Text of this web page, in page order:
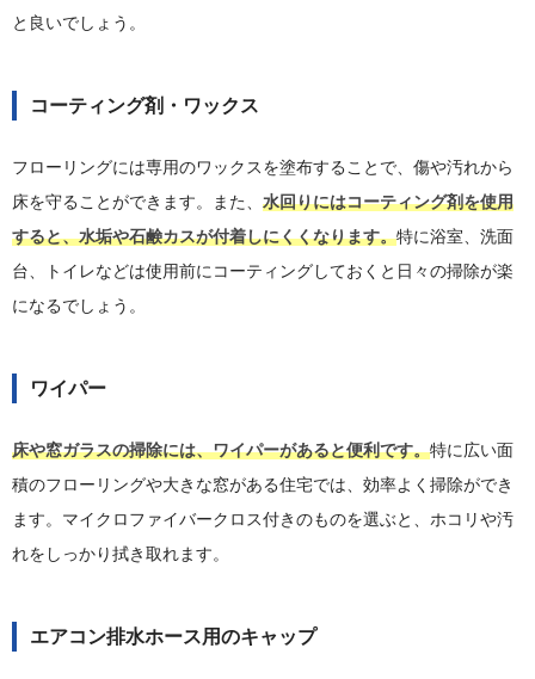
と良いでしょう。
コーティング剤・ワックス
フローリングには専用のワックスを塗布することで、傷や汚れから
床を守ることができます。また、 水回りにはコーティング剤を使用
すると、水垢や石鹸カスが付着しにくくなります。特に浴室、洗面
台、トイレなどは使用前にコーティングしておくと日々の掃除が楽
になるでしょう。
ワイパー
床や窓ガラスの掃除には、ワイパーがあると便利です。特に広い面
積のフローリングや大きな窓がある住宅では、効率よく掃除ができ
ます。マイクロファイバークロス付きのものを選ぶと、ホコリや汚
れをしっかり拭き取れます。
エアコン排水ホース用のキャップ